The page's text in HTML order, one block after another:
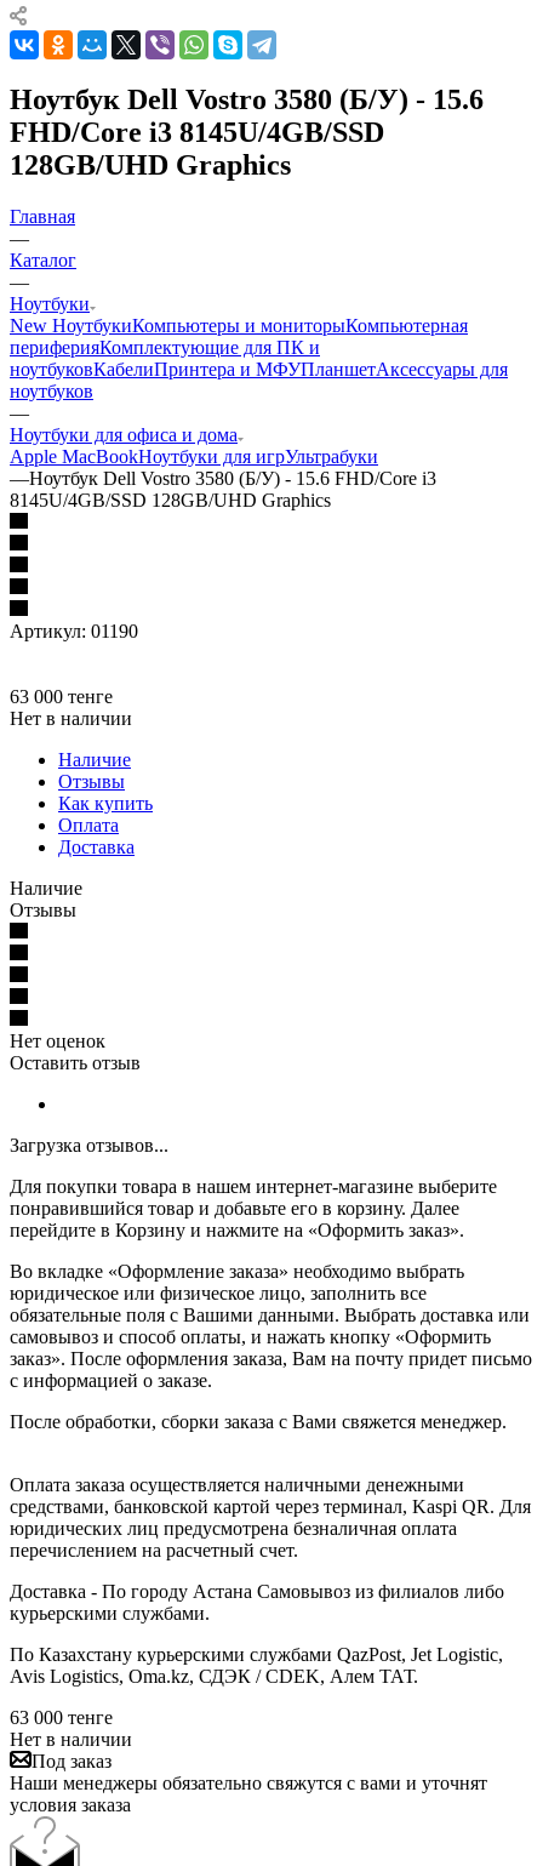
Ноутбук Dell Vostro 3580 (Б/У) - 15.6
FHD/Core i3 8145U/4GB/SSD
128GB/UHD Graphics
Главная
—
Каталог
—
Ноутбуки
New НоутбукиКомпьютеры и мониторыКомпьютерная
периферияКомплектующие для ПК и
ноутбуковКабелиПринтера и МФУПланшетАксессуары для
ноутбуков
—
Ноутбуки для офиса и дома
Apple MacBookНоутбуки для игрУльтрабуки
—Ноутбук Dell Vostro 3580 (Б/У) - 15.6 FHD/Core i3
8145U/4GB/SSD 128GB/UHD Graphics
Артикул: 01190
63 000 тенге
Нет в наличии
Наличие
Отзывы
Как купить
Оплата
Доставка
Наличие
Отзывы
Нет оценок
Оставить отзыв
Загрузка отзывов...
Для покупки товара в нашем интернет-магазине выберите
понравившийся товар и добавьте его в корзину. Далее
перейдите в Корзину и нажмите на «Оформить заказ».
Во вкладке «Оформление заказа» необходимо выбрать
юридическое или физическое лицо, заполнить все
обязательные поля с Вашими данными. Выбрать доставка или
самовывоз и способ оплаты, и нажать кнопку «Оформить
заказ». После оформления заказа, Вам на почту придет письмо
с информацией о заказе.
После обработки, сборки заказа с Вами свяжется менеджер.
Оплата заказа осуществляется наличными денежными
средствами, банковской картой через терминал, Kaspi QR. Для
юридических лиц предусмотрена безналичная оплата
перечислением на расчетный счет.
Доставка - По городу Астана Самовывоз из филиалов либо
курьерскими службами.
По Казахстану курьерскими службами QazPost, Jet Logistic,
Avis Logistics, Oma.kz, СДЭК / CDEK, Алем ТАТ.
63 000 тенге
Нет в наличии
Под заказ
Наши менеджеры обязательно свяжутся с вами и уточнят
условия заказа